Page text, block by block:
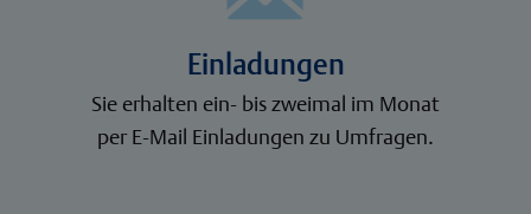
Einladungen
Sie erhalten ein- bis zweimal im Monat
per E-Mail Einladungen zu Umfragen.